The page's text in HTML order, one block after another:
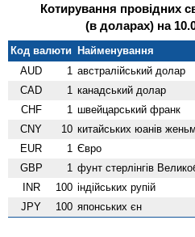
Котирування провідних
(в доларах) на
Код валюти Найменування
AUD
1 австралійський долар
CAD 1 канадський долар
CHF 1 швейцарський франк
CNY 10 китайських юанів
EUR 1 Євро
GBP 1 фунт стерлінгів
INR 100 індійських рупій
JPY 100 японських єн